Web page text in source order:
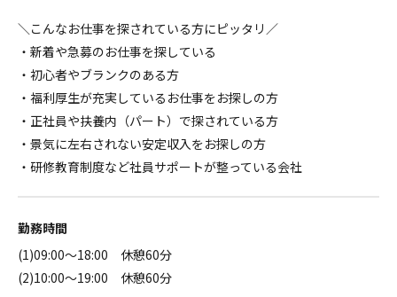
＼こんなお仕事を探されている方にピッタリ／
・新着や急募のお仕事を探している
・初心者やブランクのある方
・福利厚生が充実しているお仕事をお探しの方
・正社員や扶養内（パート）で探されている方
・景気に左右されない安定収入をお探しの方
・研修教育制度など社員サポートが整っている会社
勤務時間
(1)09:00～18:00 休憩60分
(2)10:00～19:00 休憩60分